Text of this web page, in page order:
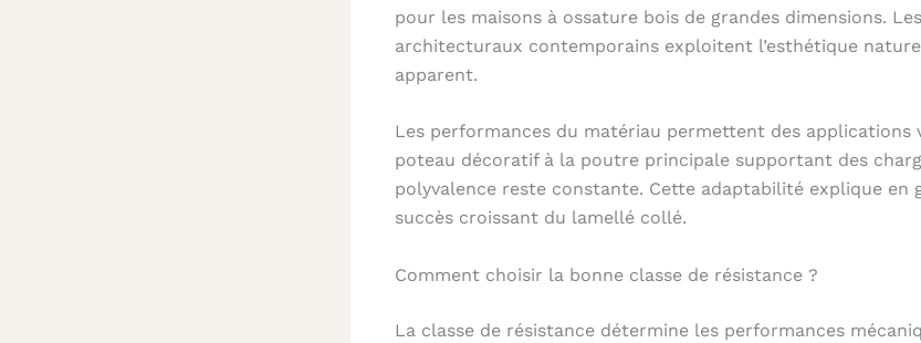
pour les maisons à ossature bois de grandes dimensions.
architecturaux contemporains exploitent l’esthétique
apparent.
Les performances du matériau permettent des applications
poteau décoratif à la poutre principale supportant des
polyvalence reste constante. Cette adaptabilité explique en
succès croissant du lamellé collé.
Comment choisir la bonne classe de résistance ?
La classe de résistance détermine les performances